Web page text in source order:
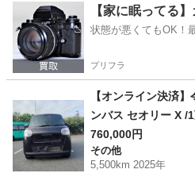
神奈川 辻堂駅 アトレー
【家に眠ってる
状態が悪くてもOK！
プリフラ
【オンライン決済
ンバス セオリー X /
760,000円
その他
5,500km 2025年